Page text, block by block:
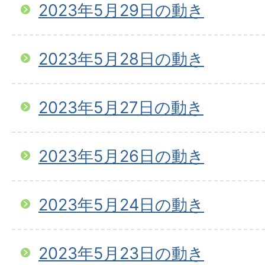
2023年5月29日の動き
2023年5月28日の動き
2023年5月27日の動き
2023年5月26日の動き
2023年5月24日の動き
2023年5月23日の動き